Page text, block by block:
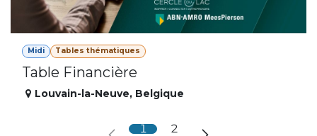
Midi Tables thématiques
Table Financière
Louvain-la-Neuve, Belgique
1 2